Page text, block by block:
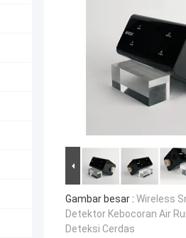
Gambar besar : Wireless
Detektor Kebocoran Air
Deteksi Cerdas